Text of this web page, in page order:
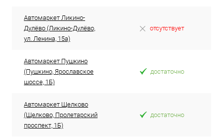
Автомаркет Ликино-
Дулёво (Ликино-Дулёво,
ул. Ленина, 15а)
отсутствует
Автомаркет Пушкино
(Пушкино, Ярославское
шоссе, 1Б)
достаточно
Автомаркет Щелково
(Щелково, Пролетарский
проспект, 1Б)
достаточно